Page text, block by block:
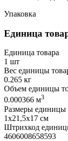
Упаковка
Единица
Единица товара
1 шт
Вес единицы
0.265 кг
Объем единицы
0.000366 м3
Размеры единицы
1х21,5х17 см
Штрихкод
4606008658593